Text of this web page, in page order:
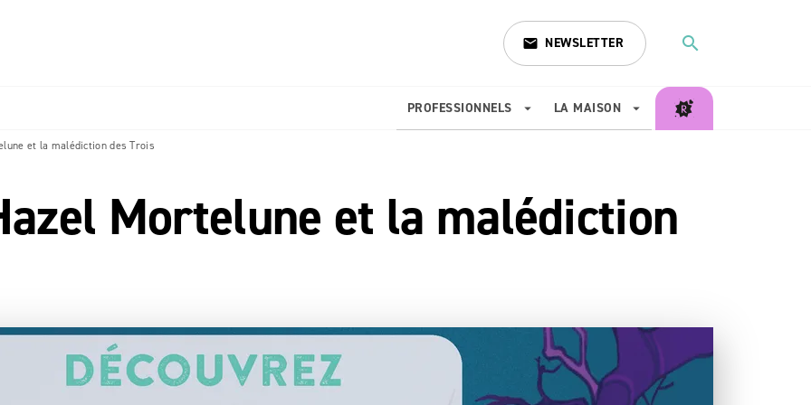
email NEWSLETTER search
PROFESSIONNELS arrow_drop_down LA MAISON arrow_drop_down
search
et la malédiction des Trois
Mortelune et la malédiction